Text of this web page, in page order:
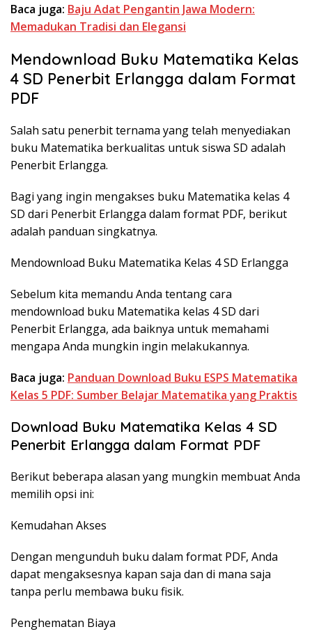
Baca juga: Baju Adat Pengantin Jawa Modern:
Memadukan Tradisi dan Elegansi
Mendownload Buku Matematika Kelas
4 SD Penerbit Erlangga dalam Format
PDF
Salah satu penerbit ternama yang telah menyediakan
buku Matematika berkualitas untuk siswa SD adalah
Penerbit Erlangga.
Bagi yang ingin mengakses buku Matematika kelas 4
SD dari Penerbit Erlangga dalam format PDF, berikut
adalah panduan singkatnya.
Mendownload Buku Matematika Kelas 4 SD Erlangga
Sebelum kita memandu Anda tentang cara
mendownload buku Matematika kelas 4 SD dari
Penerbit Erlangga, ada baiknya untuk memahami
mengapa Anda mungkin ingin melakukannya.
Baca juga: Panduan Download Buku ESPS Matematika
Kelas 5 PDF: Sumber Belajar Matematika yang Praktis
Download Buku Matematika Kelas 4 SD
Penerbit Erlangga dalam Format PDF
Berikut beberapa alasan yang mungkin membuat Anda
memilih opsi ini:
Kemudahan Akses
Dengan mengunduh buku dalam format PDF, Anda
dapat mengaksesnya kapan saja dan di mana saja
tanpa perlu membawa buku fisik.
Penghematan Biaya